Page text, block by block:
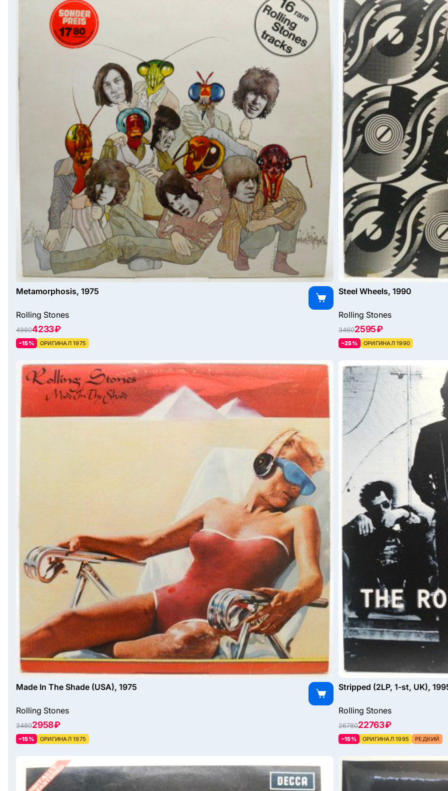
Metamorphosis, 1975
Rolling Stones
49804233 ₽
–15% ОРИГИНАЛ 1975
Steel Wheels, 1990
Rolling Stones
34602595 ₽
–25% ОРИГИНАЛ 1990
Made In The Shade (USA), 1975
Rolling Stones
34802958 ₽
–15% ОРИГИНАЛ 1975
Stripped (2LP, 1-st, UK),
Rolling Stones
2678022763 ₽
–15% ОРИГИНАЛ 1995 РЕДКИЙ